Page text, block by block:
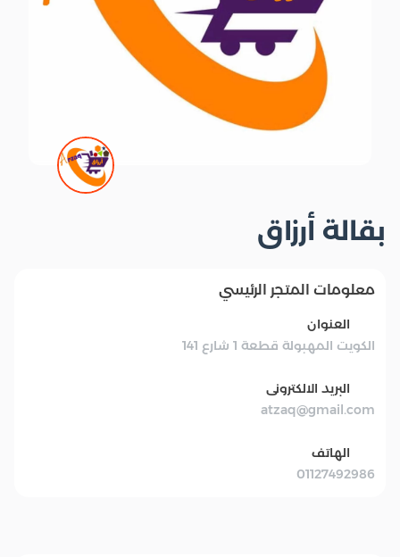
بقالة أرزاق
معلومات المتجر الرئيسي
العنوان
الكويت المهبولة قطعة 1 شارع 141
البريد الالكترونى
atzaq@gmail.com
الهاتف
01127492986